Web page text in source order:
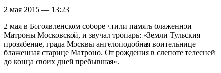
2 мая 2015 — 13:23
2 мая в Богоявленском соборе чтили память блаженной
Матроны Московской, и звучал тропарь: «Земли Тульския
прозябение, града Москвы ангелоподобная воительнице
блаженная старице Матроно. От рождения в слепоте телесней
до конца своих дней пребывшая».